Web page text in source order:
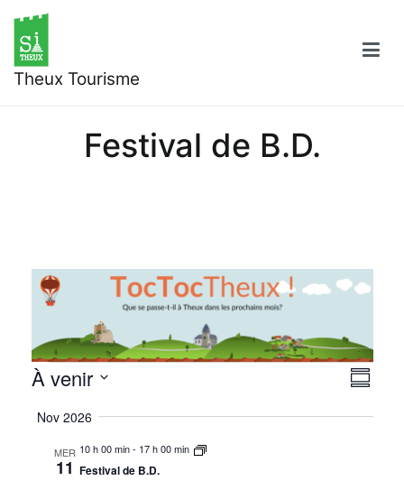
contenu
Theux Tourisme
Festival de B.D.
Évènements
par
Résumé
À venir
la
date
Nov 2026
MER
11
10 h 00 min- 17 h 00 min
Festival de B.D.